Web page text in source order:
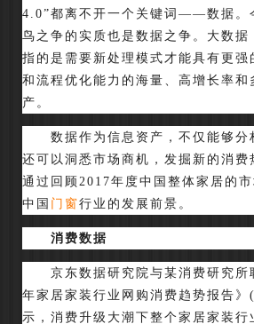
4.0”都离不开一个关键词——数据。
鸟之争的实质也是数据之争。大数据
指的是需要新处理模式才能具有更强
和流程优化能力的海量、高增长率和
产。
数据作为信息资产，不仅能够分
还可以洞悉市场商机，发掘新的消费
通过回顾2017年度中国整体家居的
中国 门窗行业的发展前景。
消费数据
京东数据研究院与某消费研究所
年家居家装行业网购消费趋势报告》
示，消费升级大潮下整个家居家装行